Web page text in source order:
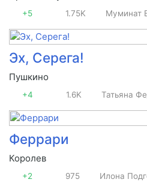
+5 1.75K Муминат
Эх, Серега!
Пушкино
+4 1.6K Татьяна
Феррари
Королев
+2 975 Илона